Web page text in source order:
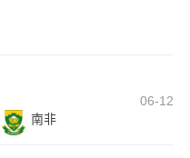
06-12
南非